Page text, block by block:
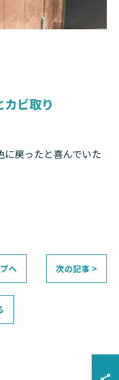
ビ取り
たと喜んでいた
へ 次の記事 >